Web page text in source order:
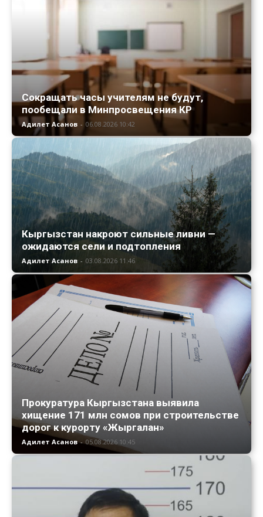
Сокращать часы учителям не будут,
пообещали в Минпросвещения КР
Адилет Асанов - 06.08.2026 10:42
Кыргызстан накроют сильные ливни —
ожидаются сели и подтопления
Адилет Асанов - 03.08.2026 11:46
Прокуратура Кыргызстана выявила
хищение 171 млн сомов при строительстве
дорог к курорту «Жыргалан»
Адилет Асанов - 05.08.2026 10:45